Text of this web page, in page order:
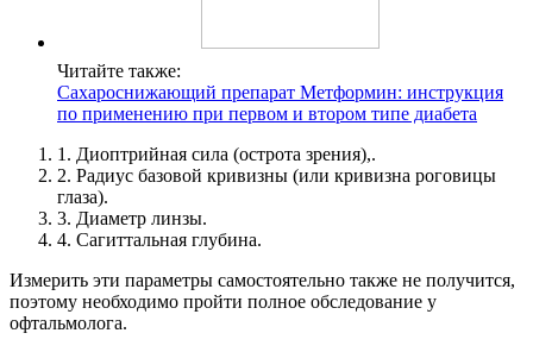
Читайте также:
Сахароснижающий препарат Метформин: инструкция
по применению при первом и втором типе диабета
1. Диоптрийная сила (острота зрения),.
2. Радиус базовой кривизны (или кривизна роговицы
глаза).
3. Диаметр линзы.
4. Сагиттальная глубина.
Измерить эти параметры самостоятельно также не получится,
поэтому необходимо пройти полное обследование у
офтальмолога.